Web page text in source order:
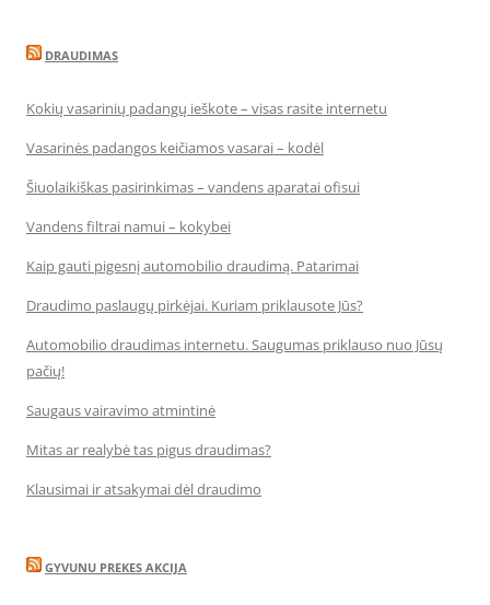
DRAUDIMAS
Kokių vasarinių padangų ieškote – visas rasite internetu
Vasarinės padangos keičiamos vasarai – kodėl
Šiuolaikiškas pasirinkimas – vandens aparatai ofisui
Vandens filtrai namui – kokybei
Kaip gauti pigesnį automobilio draudimą. Patarimai
Draudimo paslaugų pirkėjai. Kuriam priklausote Jūs?
Automobilio draudimas internetu. Saugumas priklauso nuo Jūsų
pačių!
Saugaus vairavimo atmintinė
Mitas ar realybė tas pigus draudimas?
Klausimai ir atsakymai dėl draudimo
GYVUNU PREKES AKCIJA